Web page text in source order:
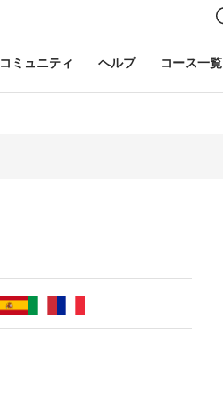
コミュニティ ヘルプ コース一覧